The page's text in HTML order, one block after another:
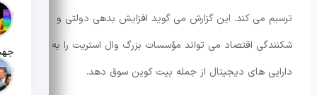
تاریخ
تاریخ
ترسیم می کند. این گزارش می گوید افزایش بدهی دولتی و
شکنندگی اقتصاد می تواند مؤسسات بزرگ وال استریت را به سمت
دارایی های دیجیتال از جمله بیت کوین سوق دهد.